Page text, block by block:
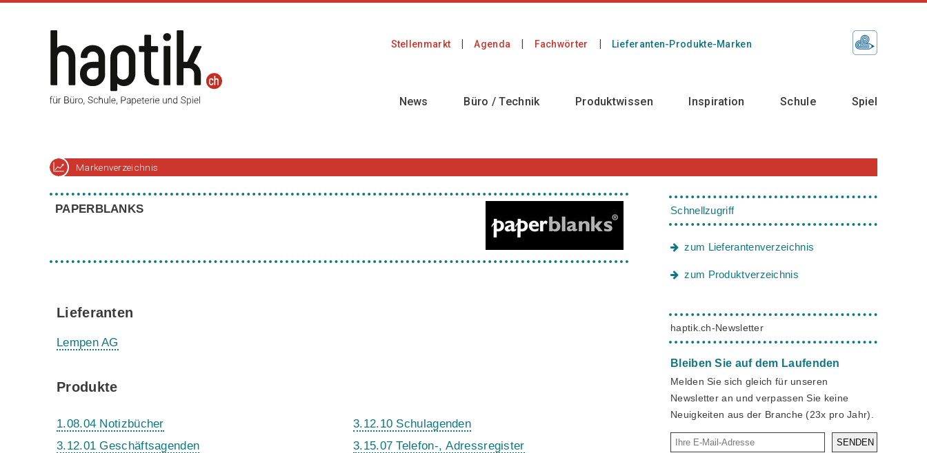
Stellenmarkt Agenda Fachwörter Lieferanten-Produkte-Marken
News Büro / Technik Produktwissen Inspiration Schule Spiel
Markenverzeichnis
PAPERBLANKS
Lieferanten
Lempen AG
Produkte
1.08.04 Notizbücher
3.12.01 Geschäftsagenden
3.12.10 Schulagenden
3.15.07 Telefon-, Adressregister
Schnellzugriff
zum Lieferantenverzeichnis
zum Produktverzeichnis
haptik.ch-Newsletter
Bleiben Sie auf dem Laufenden
Melden Sie sich gleich für unseren
Newsletter an und verpassen Sie keine
Neuigkeiten aus der Branche (23x pro Jahr).
SENDEN